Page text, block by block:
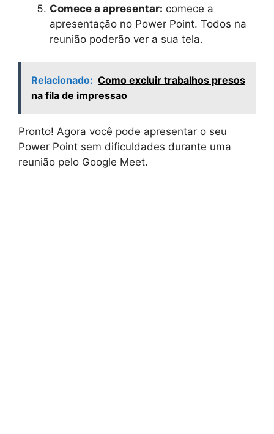
Comece a apresentar: comece a
apresentação no Power Point. Todos na
reunião poderão ver a sua tela.
Relacionado: Como excluir trabalhos presos
na fila de impressao
Pronto! Agora você pode apresentar o seu
Power Point sem dificuldades durante uma
reunião pelo Google Meet.